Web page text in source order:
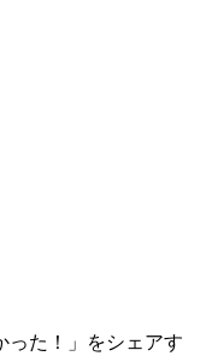
った！」をシェアす